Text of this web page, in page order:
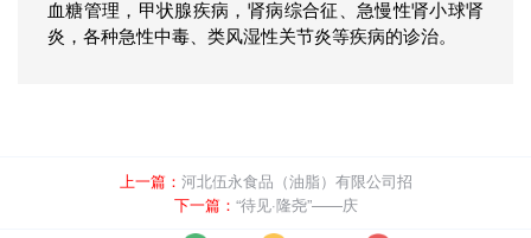
血糖管理，甲状腺疾病，肾病综合征、急慢性肾小球肾
炎，各种急性中毒、类风湿性关节炎等疾病的诊治。
上一篇： 河北伍永食品（油脂）有限公司招
下一篇： “待见·隆尧”——庆